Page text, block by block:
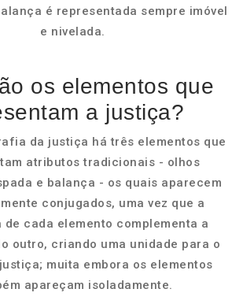
é representada sempre imóvel
e nivelada.
os elementos que
a justiça?
da justiça há três elementos que
atributos tradicionais - olhos
e balança - os quais aparecem
conjugados, uma vez que a
de cada elemento complementa a
outro, criando uma unidade para o
muita embora os elementos
apareçam isoladamente.